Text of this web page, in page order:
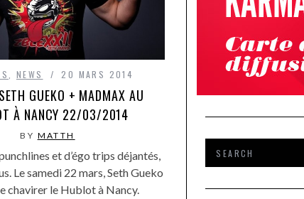
, NEWS 20 MARS 2014
GUEKO + MADMAX AU
À NANCY 22/03/2014
BY MATTH
et d’égo trips déjantés,
Le samedi 22 mars, Seth Gueko
chavirer le Hublot à Nancy.